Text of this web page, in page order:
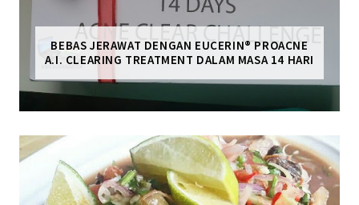
BEBAS JERAWAT DENGAN EUCERIN® PROACNE
A.I. CLEARING TREATMENT DALAM MASA 14 HARI